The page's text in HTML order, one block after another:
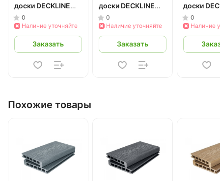
доски DECKLINE
40*40*3000 мм
ДПК (серый) 3 м
0
Наличие уточняйте
Заказать
доски DECKLINE
40*40*3000 мм
ДПК (черный) 3 м
0
Наличие уточняйте
Заказать
доски
ДПК (бук)
0
Наличие
Похожие товары